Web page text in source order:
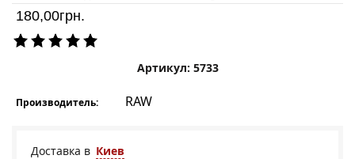
180,00грн.
Артикул: 5733
Производитель: RAW
Доставка в Киев